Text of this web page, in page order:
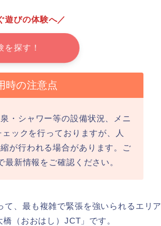
遊びの体験へ／
を探す！
時の注意点
・シャワー等の設備状況、メニ
ックを行っておりますが、人
が行われる場合があります。ご
新情報をご確認ください。
、最も複雑で緊張を強いられるエリア
（おおはし）JCT」です。